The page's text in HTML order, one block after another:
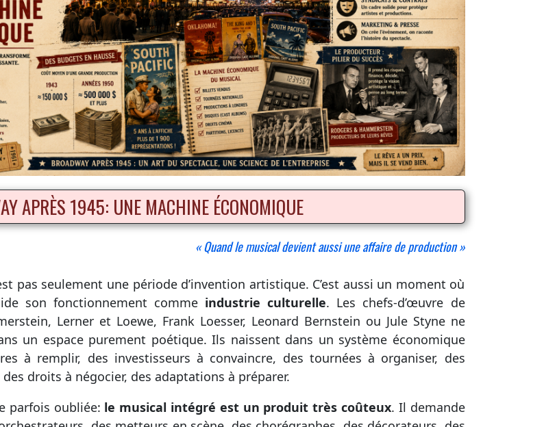
APRÈS 1945: UNE MACHINE ÉCONOMIQUE
« Quand le musical devient aussi une affaire de production »
pas seulement une période d’invention artistique. C’est aussi un moment où
son fonctionnement comme industrie culturelle. Les chefs-d’œuvre de
Lerner et Loewe, Frank Loesser, Leonard Bernstein ou Jule Styne ne
un espace purement poétique. Ils naissent dans un système économique
à remplir, des investisseurs à convaincre, des tournées à organiser, des
droits à négocier, des adaptations à préparer.
parfois oubliée: le musical intégré est un produit très coûteux. Il demande